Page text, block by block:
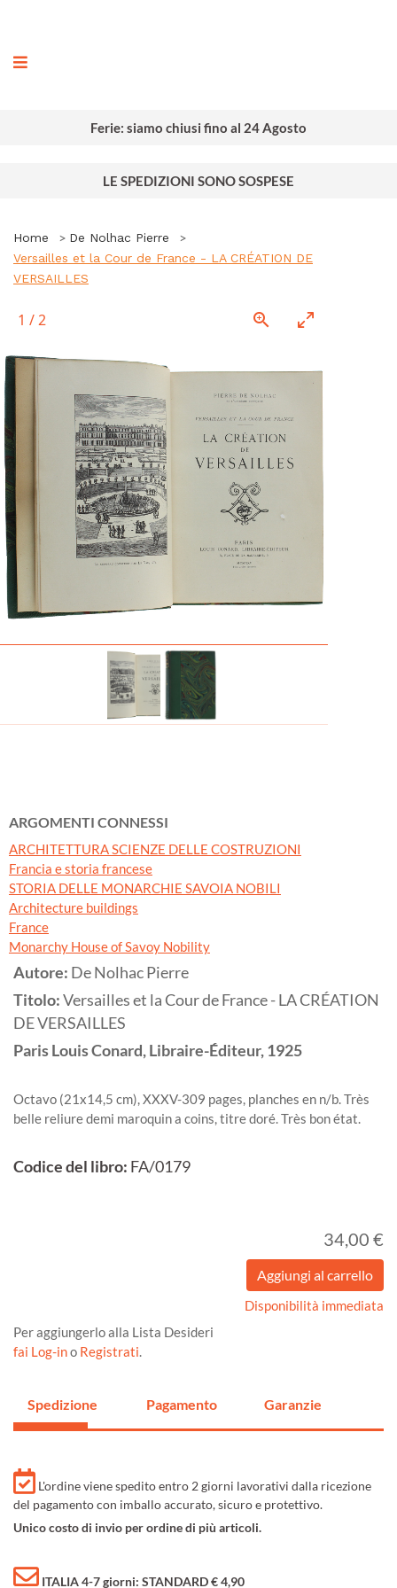
Ferie: siamo chiusi fino al 24 Agosto
LE SPEDIZIONI SONO SOSPESE
Home
De Nolhac Pierre
Versailles et la Cour de France - LA CRÉATION DE
VERSAILLES
1 /2
ARGOMENTI CONNESSI
ARCHITETTURA SCIENZE DELLE COSTRUZIONI
Francia e storia francese
STORIA DELLE MONARCHIE SAVOIA NOBILI
Architecture buildings
France
Monarchy House of Savoy Nobility
Autore: De Nolhac Pierre
Titolo:Versailles et la Cour de France - LA CRÉATION
DE VERSAILLES
ParisLouis Conard, Libraire-Éditeur,1925
Octavo (21x14,5 cm), XXXV-309 pages, planches en n/b. Très
belle reliure demi maroquin a coins, titre doré. Très bon état.
Codice del libro: FA/0179
34,00 €
Disponibilità immediata
Per aggiungerlo alla Lista Desideri
fai Log-ino Registrati.
Spedizione Pagamento Garanzie
L'ordine viene spedito entro 2 giorni lavorativi dalla ricezione
del pagamento con imballo accurato, sicuro e protettivo.
Unico costo di invio per ordine di più articoli.
ITALIA 4-7 giorni: STANDARD € 4,90